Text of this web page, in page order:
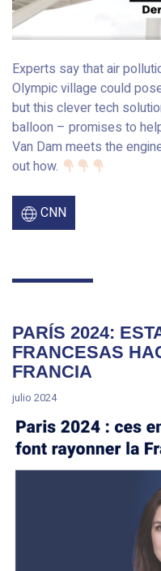
Experts say that air
Olympic village could
but this clever tech
balloon – promises to
Van Dam meets the
out how.
CNN
PARÍS 2024:
FRANCESAS
FRANCIA
julio 2024